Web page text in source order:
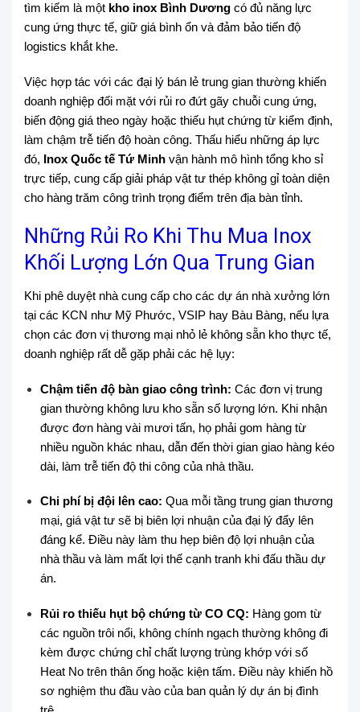
tìm kiếm là một kho inox Bình Dương có đủ năng lực
cung ứng thực tế, giữ giá bình ổn và đảm bảo tiến độ
logistics khắt khe.
Việc hợp tác với các đại lý bán lẻ trung gian thường khiến
doanh nghiệp đối mặt với rủi ro đứt gãy chuỗi cung ứng,
biến động giá theo ngày hoặc thiếu hụt chứng từ kiểm định,
làm chậm trễ tiến độ hoàn công. Thấu hiểu những áp lực
đó, Inox Quốc tế Tứ Minh vận hành mô hình tổng kho sỉ
trực tiếp, cung cấp giải pháp vật tư thép không gỉ toàn diện
cho hàng trăm công trình trọng điểm trên địa bàn tỉnh.
Những Rủi Ro Khi Thu Mua Inox
Khối Lượng Lớn Qua Trung Gian
Khi phê duyệt nhà cung cấp cho các dự án nhà xưởng lớn
tại các KCN như Mỹ Phước, VSIP hay Bàu Bàng, nếu lựa
chọn các đơn vị thương mại nhỏ lẻ không sẵn kho thực tế,
doanh nghiệp rất dễ gặp phải các hệ lụy:
Chậm tiến độ bàn giao công trình: Các đơn vị trung
gian thường không lưu kho sẵn số lượng lớn. Khi nhận
được đơn hàng vài mươi tấn, họ phải gom hàng từ
nhiều nguồn khác nhau, dẫn đến thời gian giao hàng kéo
dài, làm trễ tiến độ thi công của nhà thầu.
Chi phí bị đội lên cao: Qua mỗi tầng trung gian thương
mại, giá vật tư sẽ bị biên lợi nhuận của đại lý đẩy lên
đáng kể. Điều này làm thu hẹp biên độ lợi nhuận của
nhà thầu và làm mất lợi thế cạnh tranh khi đấu thầu dự
án.
Rủi ro thiếu hụt bộ chứng từ CO CQ: Hàng gom từ
các nguồn trôi nổi, không chính ngạch thường không đi
kèm được chứng chỉ chất lượng trùng khớp với số
Heat No trên thân ống hoặc kiện tấm. Điều này khiến hồ
sơ nghiệm thu đầu vào của ban quản lý dự án bị đình